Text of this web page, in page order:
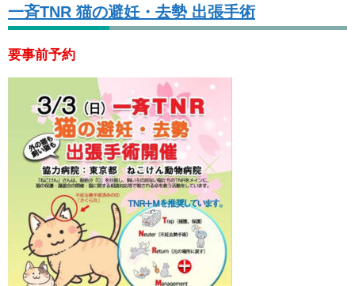
一斉TNR 猫の避妊・去勢 出張手術
要事前予約